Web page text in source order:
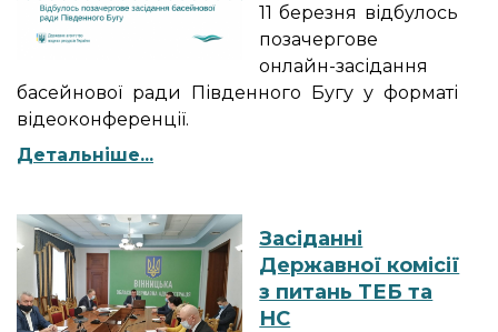
11 березня відбулось
позачергове
онлайн-засідання
басейнової ради Південного Бугу у форматі
відеоконференції.
Детальніше...
Засіданні
Державної комісії
з питань ТЕБ та
НС